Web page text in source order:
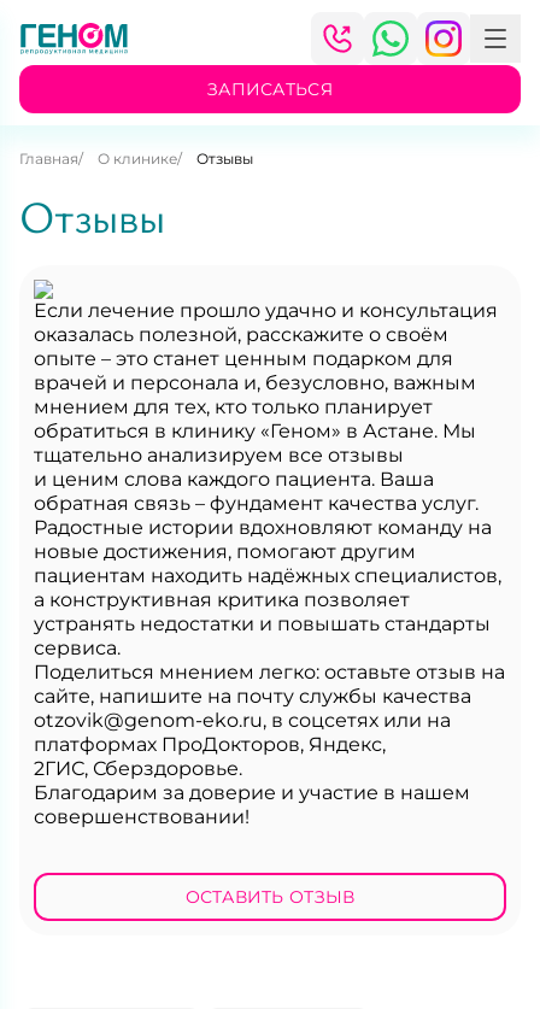
ЗАПИСАТЬСЯ
Главная О клинике Отзывы
Отзывы
Если лечение прошло удачно и консультация
оказалась полезной, расскажите о своём
опыте – это станет ценным подарком для
врачей и персонала и, безусловно, важным
мнением для тех, кто только планирует
обратиться в клинику «Геном» в Астане. Мы
тщательно анализируем все отзывы
и ценим слова каждого пациента. Ваша
обратная связь – фундамент качества услуг.
Радостные истории вдохновляют команду на
новые достижения, помогают другим
пациентам находить надёжных специалистов,
а конструктивная критика позволяет
устранять недостатки и повышать стандарты
сервиса.
Поделиться мнением легко: оставьте отзыв на
сайте, напишите на почту службы качества
otzovik@genom-eko.ru, в соцсетях или на
платформах ПроДокторов, Яндекс,
2ГИС, Сберздоровье.
Благодарим за доверие и участие в нашем
совершенствовании!
ОСТАВИТЬ ОТЗЫВ